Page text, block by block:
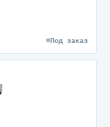
Под заказ